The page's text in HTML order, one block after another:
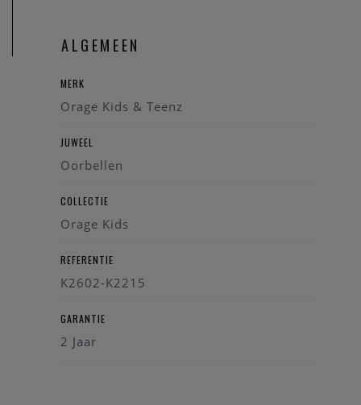
ALGEMEEN
MERK
Orage Kids & Teenz
JUWEEL
Oorbellen
COLLECTIE
Orage Kids
REFERENTIE
K2602-K2215
GARANTIE
2 Jaar